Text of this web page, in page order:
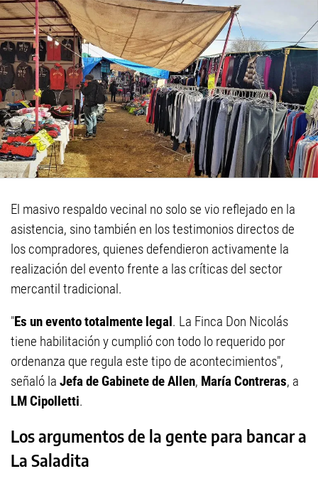
El masivo respaldo vecinal no solo se vio reflejado en la
asistencia, sino también en los testimonios directos de
los compradores, quienes defendieron activamente la
realización del evento frente a las críticas del sector
mercantil tradicional.
"Es un evento totalmente legal. La Finca Don Nicolás
tiene habilitación y cumplió con todo lo requerido por
ordenanza que regula este tipo de acontecimientos",
señaló la Jefa de Gabinete de Allen, María Contreras, a
LM Cipolletti.
Los argumentos de la gente para bancar a
La Saladita